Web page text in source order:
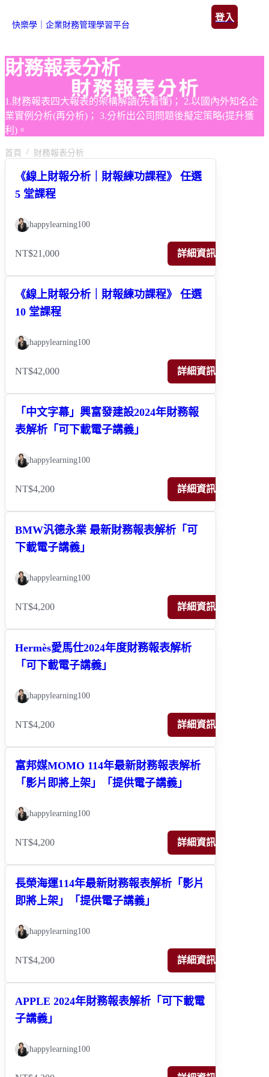
快樂學｜企業財務管理學習平台
登入
財務報表分析
1.財務報表四大報表的架構解讀(先看懂)； 2.以國內外知名企
業實例分析(再分析)； 3.分析出公司問題後擬定策略(提升獲
利)。
首頁 財務報表分析
《線上財報分析｜財報練功課程》 任選
5 堂課程
happylearning100
NT$21,000 詳細資訊
《線上財報分析｜財報練功課程》 任選
10 堂課程
happylearning100
NT$42,000 詳細資訊
「中文字幕」興富發建設2024年財務報
表解析「可下載電子講義」
happylearning100
NT$4,200 詳細資訊
BMW汎德永業 最新財務報表解析「可
下載電子講義」
happylearning100
NT$4,200 詳細資訊
Hermès愛馬仕2024年度財務報表解析
「可下載電子講義」
happylearning100
NT$4,200 詳細資訊
富邦媒MOMO 114年最新財務報表解析
「影片即將上架」「提供電子講義」
happylearning100
NT$4,200 詳細資訊
長榮海運114年最新財務報表解析「影片
即將上架」「提供電子講義」
happylearning100
NT$4,200 詳細資訊
APPLE 2024年財務報表解析「可下載電
子講義」
happylearning100